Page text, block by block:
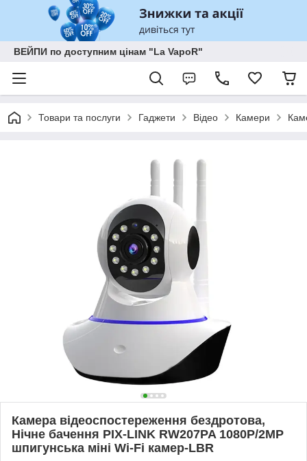
ВЕЙПИ по доступним цінам "La VapoR"
Товари та послуги Гаджети Відео Камери
Камера відеоспостереження бездротова,
Нічне бачення PIX-LINK RW207PA 1080P/2MP
шпигунська міні Wi-Fi камер-LВR